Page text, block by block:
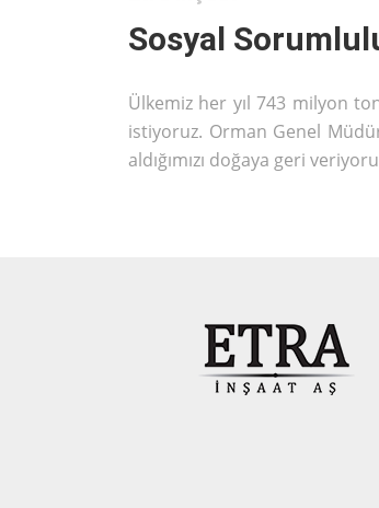
Sosyal
Ülkemiz her yıl 743 milyon
istiyoruz. Orman Genel
aldığımızı doğaya geri